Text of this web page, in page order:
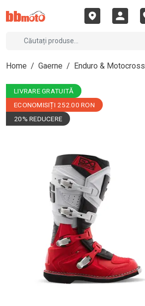
Home / Gaerne / Enduro & Motocross
LIVRARE GRATUITĂ
ECONOMISIȚI 252.00 RON
20% REDUCERE